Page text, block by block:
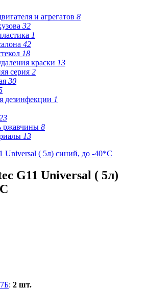
и агрегатов 8
32
1
42
18
краски 13
серия 2
30
дезинфекции 1
ржавчины 8
13
G11 Universal ( 5л)
: 2 шт.